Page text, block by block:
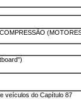
veículos do Capítulo 87